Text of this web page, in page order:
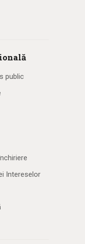
public
Intereselor